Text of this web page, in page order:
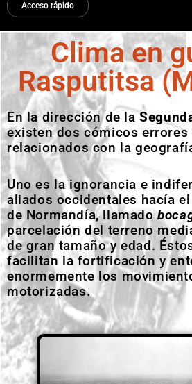
Acceso rápido
Clima en
Rasputitsa
En la dirección de la
existen dos cómicos errores
relacionados con la
Uno es la ignorancia e
aliados occidentales hacía
de Normandía, llamado
parcelación del terreno
de gran tamaño y edad.
facilitan la fortificación y
enormemente los
motorizadas.